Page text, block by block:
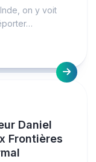
on y voit
Daniel
Frontières